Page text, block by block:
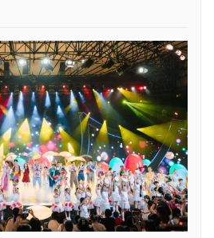
hình thức nếu không có sự chấp
nguồn VTV.vn khi phát hành lại